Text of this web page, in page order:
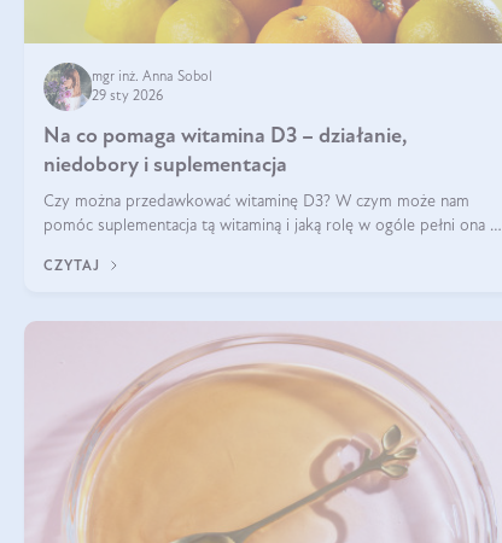
mgr inż. Anna Sobol
29 sty 2026
Na co pomaga witamina D3 – działanie,
niedobory i suplementacja
Czy można przedawkować witaminę D3? W czym może nam
pomóc suplementacja tą witaminą i jaką rolę w ogóle pełni ona w
zalecane jest jesienią i zimą, ale czy wiesz, dlaczego warto to
CZYTAJ